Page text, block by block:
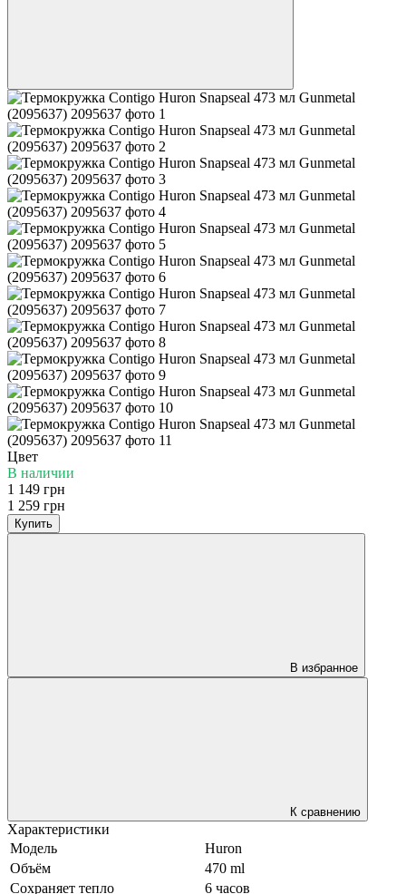
Цвет
В наличии
1 149 грн
1 259 грн
Купить
В избранное
К сравнению
Характеристики
Модель
Huron
Объём
470 ml
Сохраняет тепло
6 часов